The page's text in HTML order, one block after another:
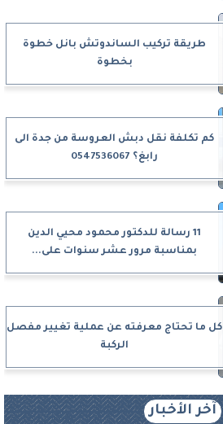
طريقة تركيب الساندوتش بانل خطوة
بخطوة
كم تكلفة نقل دبش العروسة من جدة الى
رابغ؟ 0547536067
11 رسالة للدكتور محمود محيي الدين
بمناسبة مرور عشر سنوات على...
كل ما تحتاج معرفته عن عملية تغيير مفصل
الركبة
آخر الأخبار